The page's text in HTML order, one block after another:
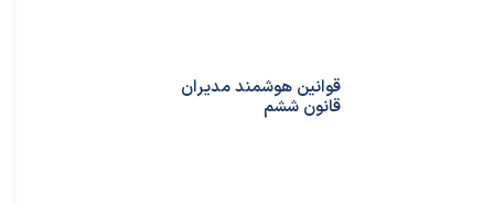
قوانین هوشمند مدیران
قانون ششم